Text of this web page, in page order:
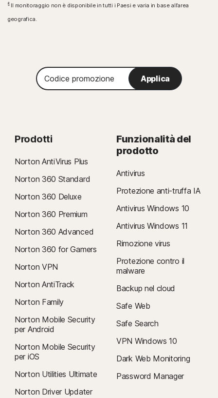
§Il monitoraggio non è disponibile in tutti i Paesi e varia in base all’area
geografica.
Codice
promozione
Applica
Prodotti
Norton AntiVirus Plus
Norton 360 Standard
Norton 360 Deluxe
Norton 360 Premium
Norton 360 Advanced
Norton 360 for Gamers
Norton VPN
Norton AntiTrack
Norton Family
Norton Mobile Security
per Android
Norton Mobile Security
per iOS
Norton Utilities Ultimate
Norton Driver Updater
Funzionalità del
prodotto
Antivirus
Protezione anti-truffa IA
Antivirus Windows 10
Antivirus Windows 11
Rimozione virus
Protezione contro il
malware
Backup nel cloud
Safe Web
Safe Search
VPN Windows 10
Dark Web Monitoring
Password Manager